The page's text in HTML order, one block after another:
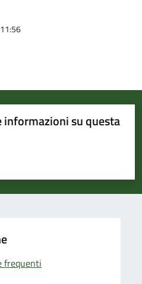
informazioni su questa
su 5
5
frequenti